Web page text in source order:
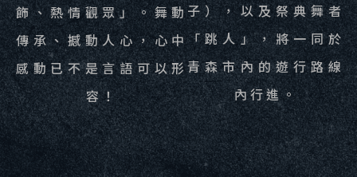
飾、熱情觀眾」。舞動
傳承、撼動人心，心中
感動已不是言語可以形
容！
子），以及祭典舞者
「跳人」，將一同於
青森市內的遊行路線
內行進。